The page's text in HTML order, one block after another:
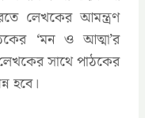
লেখকের আমন্ত্রণ
‘মন ও আত্মা’র
সাথে পাঠকের
হবে।